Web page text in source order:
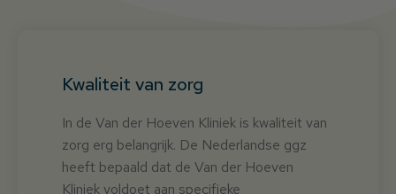
Kwaliteit van zorg
In de Van der Hoeven Kliniek is kwaliteit van
zorg erg belangrijk. De Nederlandse ggz
heeft bepaald dat de Van der Hoeven
Kliniek voldoet aan specifieke